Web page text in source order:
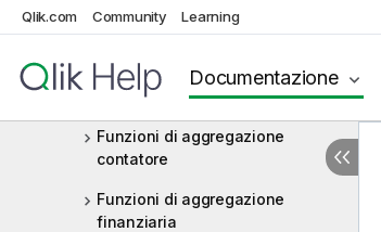
Qlik.com Community Learning
Documentazione
espressioni grafiche
Funzioni di aggregazione di
base
Funzioni di aggregazione
contatore
Funzioni di aggregazione
finanziaria